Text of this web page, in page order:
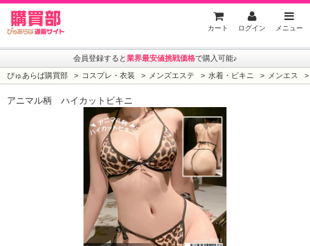
カート ログイン メニュー
会員登録すると業界最安値挑戦価格で購入可能♪
ぴゅあらば購買部 コスプレ・衣装 メンズエステ 水着・ビキニ メンエス
アニマル柄 ハイカットビキニ